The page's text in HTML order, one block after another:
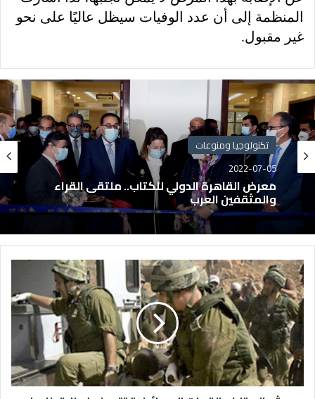
المنظمة إلى أن عدد الوفيات سيظل عاليًا على نحو
غير مقبول.
تكنولوجيا ومنوعات
2022-07-05
معرض القاهرة الدولي للكتاب.. ملتقى القراء
والمثقفين العرب